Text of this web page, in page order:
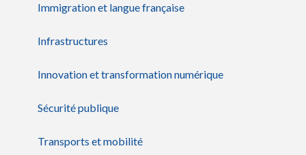
Immigration et langue française
Infrastructures
Innovation et transformation numérique
Sécurité publique
Transports et mobilité